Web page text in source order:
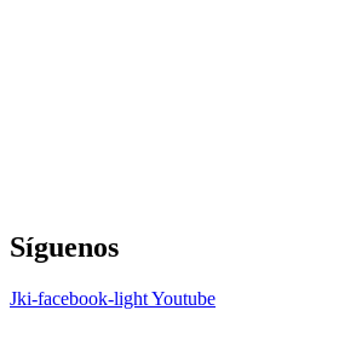
Síguenos
Jki-facebook-lightYoutube